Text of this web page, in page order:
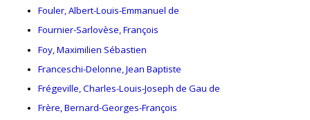
Fouler, Albert-Louis-Emmanuel de
Fournier-Sarlovèse, François
Foy, Maximilien Sébastien
Franceschi-Delonne, Jean Baptiste
Frégeville, Charles-Louis-Joseph de Gau de
Frère, Bernard-Georges-François